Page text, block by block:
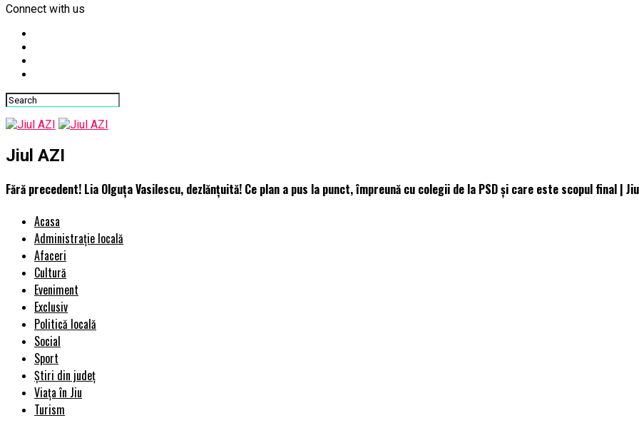
Connect with us
Jiul AZI
Fără precedent! Lia Olguța Vasilescu, dezlănțuită! Ce plan a pus la punct, împreună cu colegii de la PSD și care este scopul final |
Acasa
Administrație locală
Afaceri
Cultură
Eveniment
Exclusiv
Politică locală
Social
Sport
Știri din județ
Viața în Jiu
Turism